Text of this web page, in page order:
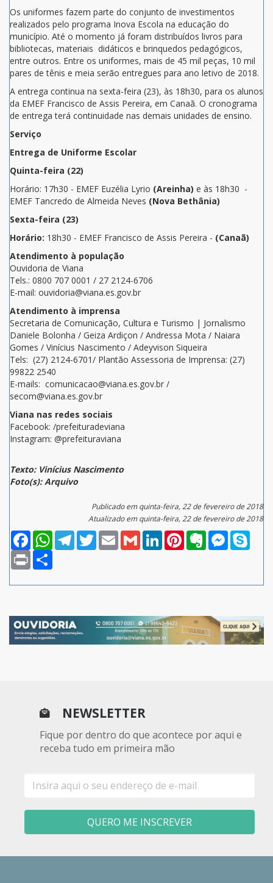
Os uniformes fazem parte do conjunto de investimentos
realizados pelo programa Inova Escola na educação do
município. Até o momento já foram distribuídos livros para
bibliotecas, materiais didáticos e brinquedos pedagógicos,
entre outros. Entre os uniformes, mais de 45 mil peças, 10 mil
pares de tênis e meia serão entregues para ano letivo de 2018.
A entrega continua na sexta-feira (23), às 18h30, para os alunos
da EMEF Francisco de Assis Pereira, em Canaã. O cronograma
de entrega terá continuidade nas demais unidades de ensino.
Serviço
Entrega de Uniforme Escolar
Quinta-feira (22)
Horário: 17h30 - EMEF Euzélia Lyrio (Areinha) e às 18h30 -
EMEF Tancredo de Almeida Neves (Nova Bethânia)
Sexta-feira (23)
Horário: 18h30 - EMEF Francisco de Assis Pereira - (Canaã)
Atendimento à população
Ouvidoria de Viana
Tels.: 0800 707 0001 / 27 2124-6706
E-mail: ouvidoria@viana.es.gov.br
Atendimento à imprensa
Secretaria de Comunicação, Cultura e Turismo | Jornalismo
Daniele Bolonha / Geiza Ardiçon / Andressa Mota / Naiara
Gomes / Vinícius Nascimento / Adeyvison Siqueira
Tels: (27) 2124-6701/ Plantão Assessoria de Imprensa: (27)
99822 2540
E-mails: comunicacao@viana.es.gov.br /
secom@viana.es.gov.br
Viana nas redes sociais
Facebook: /prefeituradeviana
Instagram: @prefeituraviana
Texto: Vinícius Nascimento
Foto(s): Arquivo
Publicado em quinta-feira, 22 de fevereiro de 2018
Atualizado em quinta-feira, 22 de fevereiro de 2018
FacebookWhatsAppTelegramTwitterEmail Gmail LinkedInPinterestEvernoteMessenger
Print
NEWSLETTER
Fique por dentro do que acontece por aqui e
receba tudo em primeira mão
mail
QUERO ME INSCREVER